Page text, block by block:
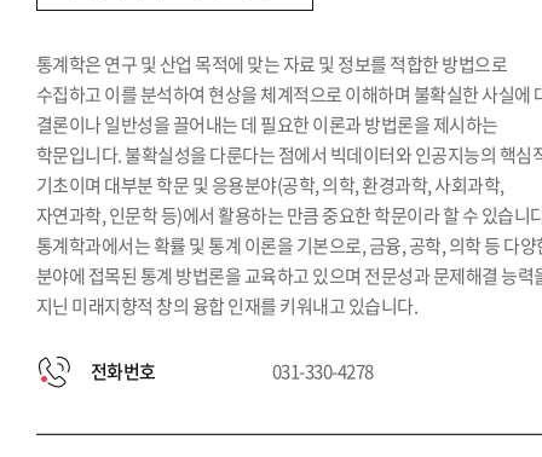
통계학은 연구 및 산업 목적에 맞는 자료 및 정보를 적합한 방법으로
수집하고 이를 분석하여 현상을 체계적으로 이해하며 불확실한 사실에
결론이나 일반성을 끌어내는 데 필요한 이론과 방법론을 제시하는
학문입니다. 불확실성을 다룬다는 점에서 빅데이터와 인공지능의 핵심
기초이며 대부분 학문 및 응용분야(공학, 의학, 환경과학, 사회과학,
자연과학, 인문학 등)에서 활용하는 만큼 중요한 학문이라 할 수 있습니
통계학과에서는 확률 및 통계 이론을 기본으로, 금융, 공학, 의학 등 다양
분야에 접목된 통계 방법론을 교육하고 있으며 전문성과 문제해결 능력
지닌 미래지향적 창의 융합 인재를 키워내고 있습니다.
전화번호 031-330-4278